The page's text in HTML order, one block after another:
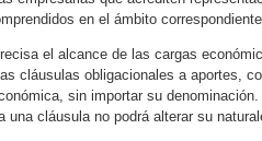
en el ámbito correspondiente.
el alcance de las cargas
cláusulas obligacionales a aportes,
sin importar su
una cláusula no podrá alterar su